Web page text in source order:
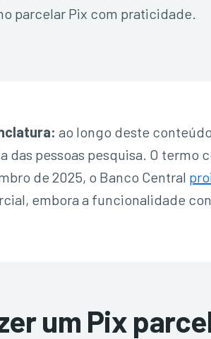
parcelar Pix com praticidade.
ao longo deste
das pessoas pesquisa. O termo
de 2025, o Banco Central
embora a funcionalidade
um Pix